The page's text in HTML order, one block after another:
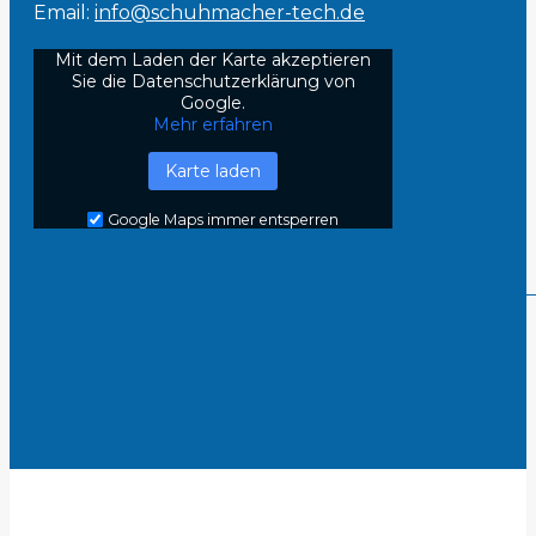
Email: info@schuhmacher-tech.de
Mit dem Laden der Karte akzeptieren
Sie die Datenschutzerklärung von
Google.
Mehr erfahren
Karte laden
Google Maps immer entsperren